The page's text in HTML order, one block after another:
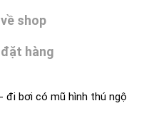
shop
hàng
đi bơi có mũ hình thú ngộ